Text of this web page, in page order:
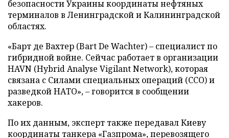
безопасности Украины координаты нефтяных
терминалов в Ленинградской и Калининградской
областях.
«Барт де Вахтер (Bart De Wachter) – специалист по
гибридной войне. Сейчас работает в организации
HAVN (Hybrid Analyse Vigilant Network), которая
связана с Силами специальных операций (ССО) и
разведкой НАТО», – говорится в сообщении
хакеров.
По их данным, эксперт также передавал Киеву
координаты танкера «Газпрома», перевозящего